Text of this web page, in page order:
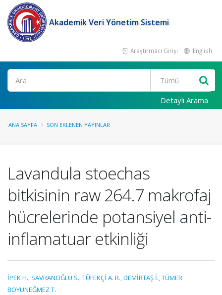
Akademik Veri Yönetim Sistemi
Araştırmacı Girişi English
Ara
Detaylı Arama
ANA SAYFA SON EKLENEN YAYINLAR
Lavandula stoechas
bitkisinin raw 264.7 makrofaj
hücrelerinde potansiyel anti-
inflamatuar etkinliği
İPEK H., SAVRANOĞLU S.,TÜFEKÇİ A. R.,DEMİRTAŞ İ.,TÜMER
BOYUNEĞMEZ T.